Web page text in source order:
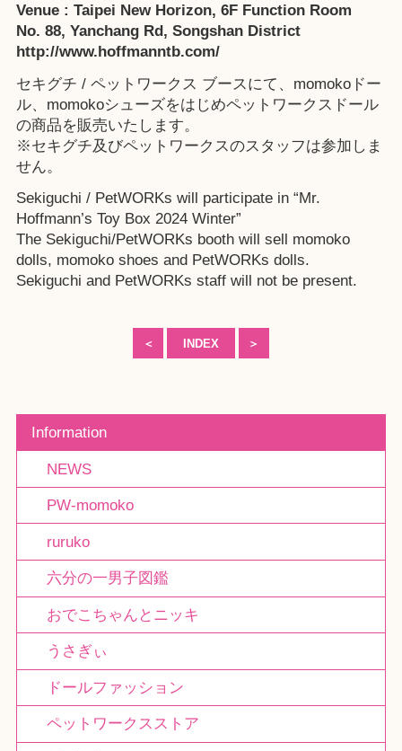
Venue : Taipei New Horizon, 6F Function Room
No. 88, Yanchang Rd, Songshan District
http://www.hoffmanntb.com/
セキグチ / ペットワークス ブースにて、momokoドー
ル、momokoシューズをはじめペットワークスドール
の商品を販売いたします。
※セキグチ及びペットワークスのスタッフは参加しま
せん。
Sekiguchi / PetWORKs will participate in “Mr.
Hoffmann’s Toy Box 2024 Winter”
The Sekiguchi/PetWORKs booth will sell momoko
dolls, momoko shoes and PetWORKs dolls.
Sekiguchi and PetWORKs staff will not be present.
＜ INDEX ＞
Information
NEWS
PW-momoko
ruruko
六分の一男子図鑑
おでこちゃんとニッキ
うさぎぃ
ドールファッション
ペットワークスストア